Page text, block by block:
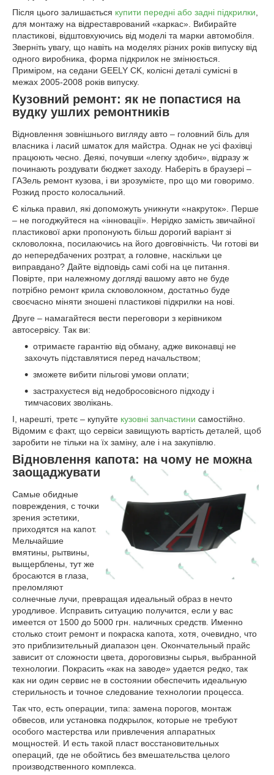
Після цього залишається купити передні або задні підкрилки,
для монтажу на відреставрований «каркас». Вибирайте
пластикові, відштовхуючись від моделі та марки автомобіля.
Зверніть увагу, що навіть на моделях різних років випуску від
одного виробника, форма підкрилок не змінюється.
Приміром, на седани GEELY CK, колісні деталі сумісні в
межах 2005-2008 років випуску.
Кузовний ремонт: як не попастися на
вудку ушлих ремонтників
Відновлення зовнішнього вигляду авто – головний біль для
власника і ласий шматок для майстра. Однак не усі фахівці
працюють чесно. Деякі, почувши «легку здобич», відразу ж
починають роздувати бюджет заходу. Наберіть в браузері –
ГАЗель ремонт кузова, і ви зрозумієте, про що ми говоримо.
Розкид просто колосальний.
Є кілька правил, які допоможуть уникнути «накруток». Перше
– не погоджуйтеся на «інновації». Нерідко замість звичайної
пластикової арки пропонують більш дорогий варіант зі
скловолокна, посилаючись на його довговічність. Чи готові ви
до непередбачених розтрат, а головне, наскільки це
виправдано? Дайте відповідь самі собі на це питання.
Повірте, при належному догляді вашому авто не буде
потрібно ремонт крила скловолокном, достатньо буде
своєчасно міняти зношені пластикові підкрилки на нові.
Друге – намагайтеся вести переговори з керівником
автосервісу. Так ви:
отримаєте гарантію від обману, адже виконавці не
захочуть підставлятися перед начальством;
зможете вибити пільгові умови оплати;
застрахуєтеся від недобросовісного підходу і
тимчасових зволікань.
І, нарешті, третє – купуйте кузовні запчастини самостійно.
Відомим є факт, що сервіси завищують вартість деталей, щоб
заробити не тільки на їх заміну, але і на закупівлю.
Відновлення капота: на чому не можна
заощаджувати
Самые обидные
повреждения, с точки
зрения эстетики,
приходятся на капот.
Мельчайшие
вмятины, рытвины,
выщерблены, тут же
бросаются в глаза,
преломляют
солнечные лучи, превращая идеальный образ в нечто
уродливое. Исправить ситуацию получится, если у вас
имеется от 1500 до 5000 грн. наличных средств. Именно
столько стоит ремонт и покраска капота, хотя, очевидно, что
это приблизительный диапазон цен. Окончательный прайс
зависит от сложности цвета, дороговизны сырья, выбранной
технологии. Покрасить «как на заводе» удается редко, так
как ни один сервис не в состоянии обеспечить идеальную
стерильность и точное следование технологии процесса.
Так что, есть операции, типа: замена порогов, монтаж
обвесов, или установка подкрылок, которые не требуют
особого мастерства или привлечения аппаратных
мощностей. И есть такой пласт восстановительных
операций, где не обойтись без вмешательства целого
производственного комплекса.